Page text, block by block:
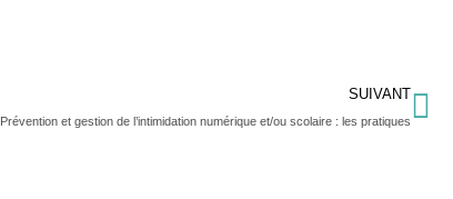
SUIVANT
Prévention et gestion de l’intimidation numérique et/ou scolaire : les pratiques